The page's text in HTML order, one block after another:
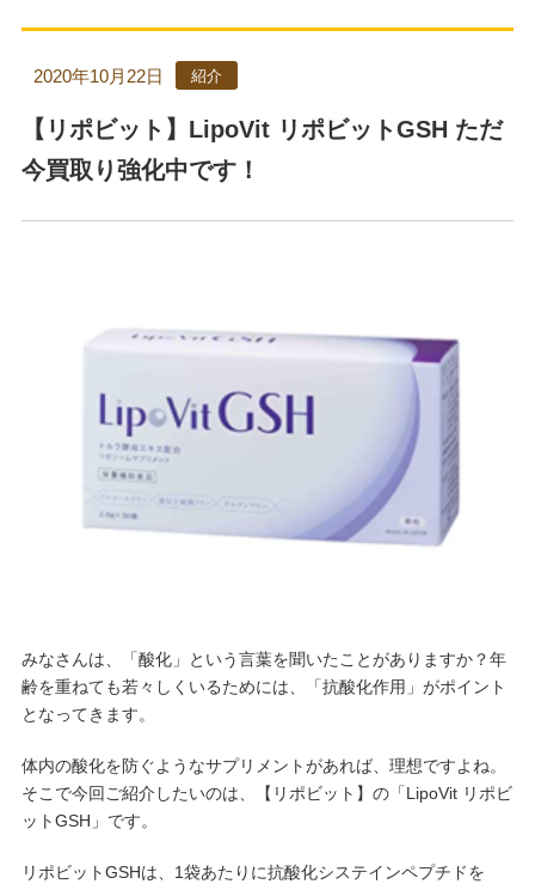
【リポビット】LipoVit リポビットGSH ただ
今買取り強化中です！
2020年10月22日 紹介
みなさんは、「酸化」という言葉を聞いたことがありますか？年
齢を重ねても若々しくいるためには、「抗酸化作用」がポイント
となってきます。
体内の酸化を防ぐようなサプリメントがあれば、理想ですよね。
そこで今回ご紹介したいのは、【リポビット】の「LipoVit リポビ
ットGSH」です。
リポビットGSHは、1袋あたりに抗酸化システインペプチドを